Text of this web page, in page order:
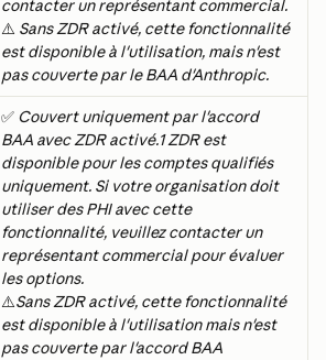
contacter un représentant commercial.
⚠️ Sans ZDR activé, cette fonctionnalité
est disponible à l'utilisation, mais n'est
pas couverte par le BAA d'Anthropic.
✅ Couvert uniquement par l'accord
BAA avec ZDR activé.1 ZDR est
disponible pour les comptes qualifiés
uniquement. Si votre organisation doit
utiliser des PHI avec cette
fonctionnalité, veuillez contacter un
représentant commercial pour évaluer
les options.
⚠️Sans ZDR activé, cette fonctionnalité
est disponible à l'utilisation mais n'est
pas couverte par l'accord BAA